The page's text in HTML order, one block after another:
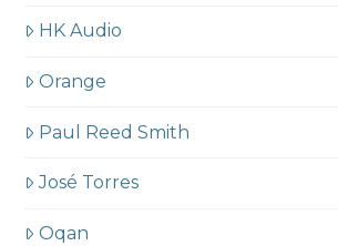
HK Audio
Orange
Paul Reed Smith
José Torres
Oqan